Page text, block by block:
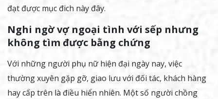
đạt được mục đich này đây.
Nghi ngờ vợ ngoại tình với sếp nhưng
không tìm được bằng chứng
Với những người phụ nữ hiện đại ngày nay, việc
thường xuyên gặp gỡ, giao lưu với đối tác, khách hàng
hay cấp trên là điều hiển nhiên. Một số người chồng